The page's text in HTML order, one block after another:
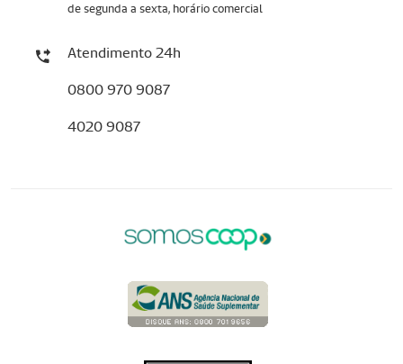
de segunda a sexta, horário comercial
Atendimento 24h
0800 970 9087
4020 9087